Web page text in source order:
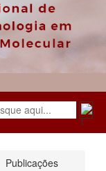
Publicações